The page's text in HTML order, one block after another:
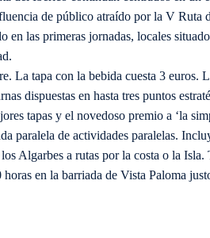
de público atraído por la V Ruta
en las primeras jornadas, locales
La tapa con la bebida cuesta 3 euros.
dispuestas en hasta tres puntos
tapas y el novedoso premio a ‘la
paralela de actividades paralelas.
Algarbes a rutas por la costa o la Isla.
en la barriada de Vista Paloma